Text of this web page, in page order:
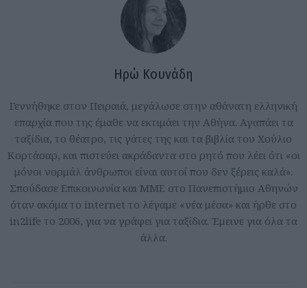
Ηρώ Κουνάδη
Γεννήθηκε στον Πειραιά, μεγάλωσε στην αθάνατη ελληνική
επαρχία που της έμαθε να εκτιμάει την Αθήνα. Αγαπάει τα
ταξίδια, το θέατρο, τις γάτες της και τα βιβλία του Χούλιο
Κορτάσαρ, και πιστεύει ακράδαντα στο ρητό που λέει ότι «οι
μόνοι νορμάλ άνθρωποι είναι αυτοί που δεν ξέρεις καλά».
Σπούδασε Επικοινωνία και ΜΜΕ στο Πανεπιστήμιο Αθηνών
όταν ακόμα το internet το λέγαμε «νέα μέσα» και ήρθε στο
in2life το 2006, για να γράφει για ταξίδια. Έμεινε για όλα τα
άλλα.